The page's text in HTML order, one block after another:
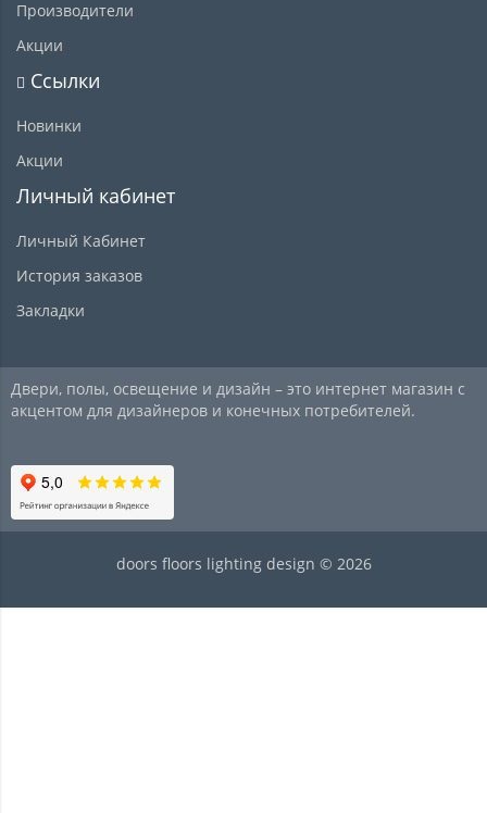
Производители
Акции
Ссылки
Новинки
Акции
Личный кабинет
Личный Кабинет
История заказов
Закладки
Двери, полы, освещение и дизайн – это интернет магазин с
акцентом для дизайнеров и конечных потребителей.
doors floors lighting design © 2026